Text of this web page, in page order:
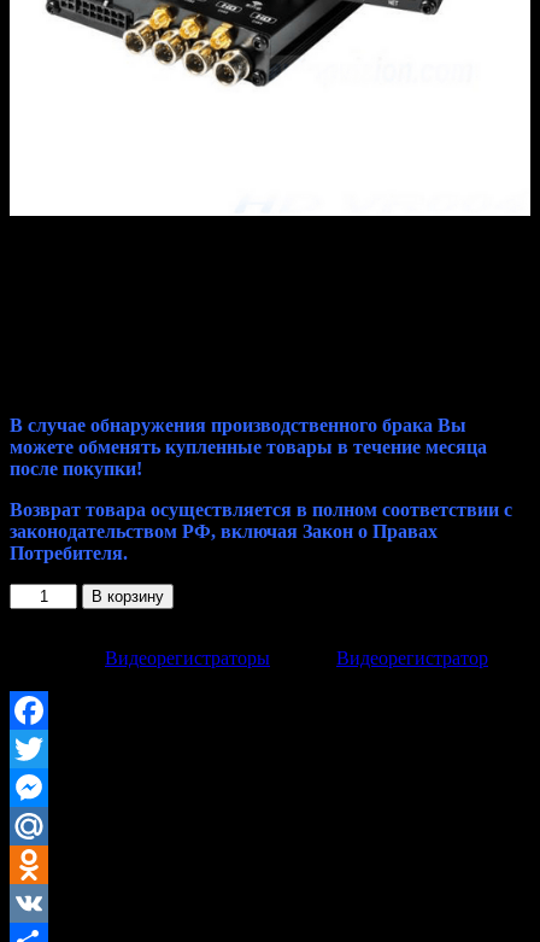
В случае обнаружения производственного брака Вы
можете обменять купленные товары в течение месяца
после покупки!
Возврат товара осуществляется в полном соответствии с
законодательством РФ, включая Закон о Правах
Потребителя.
Количество
товара
Wi-
Fi
Full
HD
В корзину
Видеорегистраторы
Видеорегистратор
Facebook
Twitter
Messenger
Mail.Ru
Odnoklassniki